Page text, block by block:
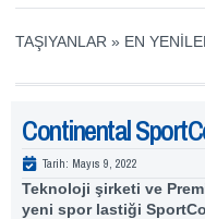
TAŞIYANLAR » EN
Continental
Tarih: Mayıs 9, 2022
Teknoloji şirketi ve
yeni spor lastiği